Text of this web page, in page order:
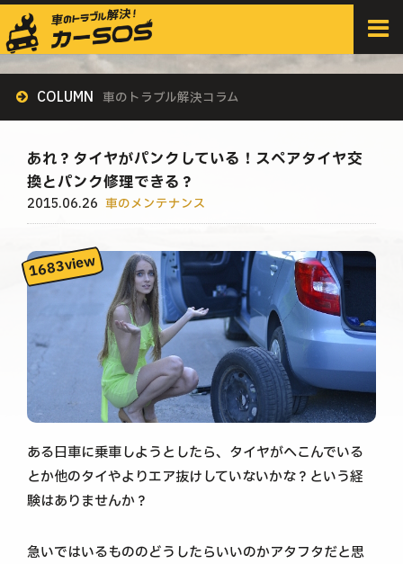
HOME > すべての記事 >
あれ？タイヤがパンクしている！スペアタイヤ交換とパンク修理できる？
COLUMN 車のトラブル解決コラム
あれ？タイヤがパンクしている！スペアタイヤ交
換とパンク修理できる？
2015.06.26 車のメンテナンス
ある日車に乗車しようとしたら、タイヤがへこんでいる
とか他のタイやよりエア抜けしていないかな？という経
験はありませんか？
急いではいるもののどうしたらいいのかアタフタだと思